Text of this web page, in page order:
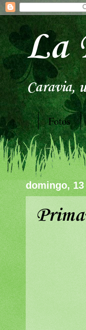
La
Caravia,
Fotos
domingo,